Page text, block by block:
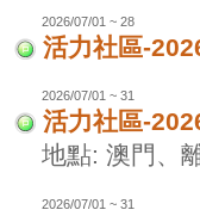
2026/07/01 ~ 28
活力社區-
2026/07/01 ~ 31
活力社區-
地點: 澳門、
2026/07/01 ~ 31